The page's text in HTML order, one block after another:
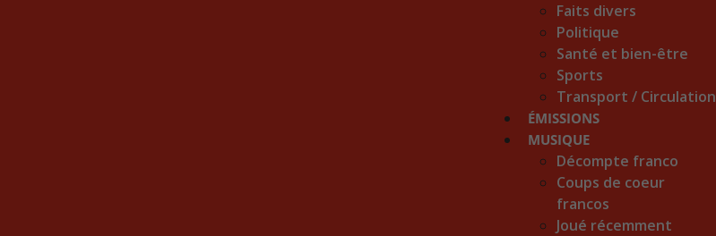
Faits divers
Politique
Santé et bien-être
Sports
Transport / Circulation
ÉMISSIONS
MUSIQUE
Décompte franco
Coups de coeur
francos
Joué récemment